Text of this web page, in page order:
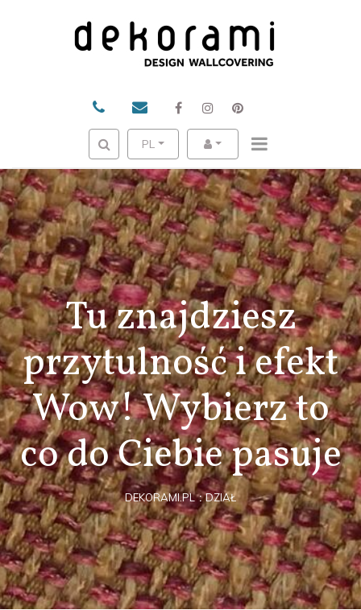
PL
Tu znajdziesz
przytulność i efekt
Wow! Wybierz to
co do Ciebie pasuje
DEKORAMI.PL DZIAŁ